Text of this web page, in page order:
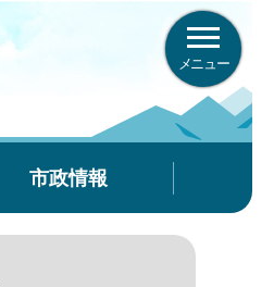
メニュー
市政情報